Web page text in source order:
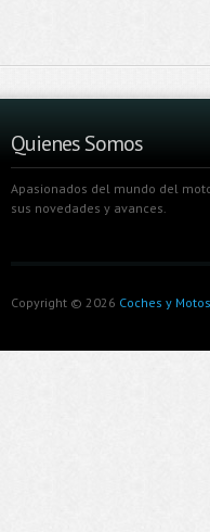
Quienes Somos
Apasionados del mundo del
sus novedades y avances.
Copyright © 2026 Coches y